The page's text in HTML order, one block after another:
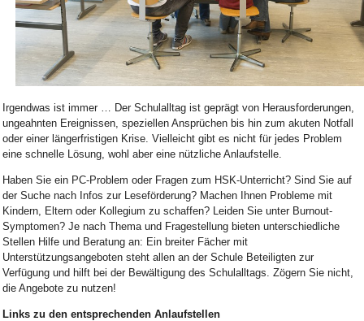
Irgendwas ist immer … Der Schulalltag ist geprägt von Herausforderungen,
ungeahnten Ereignissen, speziellen Ansprüchen bis hin zum akuten Notfall
oder einer längerfristigen Krise. Vielleicht gibt es nicht für jedes Problem
eine schnelle Lösung, wohl aber eine nützliche Anlaufstelle.
Haben Sie ein PC-Problem oder Fragen zum HSK-Unterricht? Sind Sie auf
der Suche nach Infos zur Leseförderung? Machen Ihnen Probleme mit
Kindern, Eltern oder Kollegium zu schaffen? Leiden Sie unter Burnout-
Symptomen? Je nach Thema und Fragestellung bieten unterschiedliche
Stellen Hilfe und Beratung an: Ein breiter Fächer mit
Unterstützungsangeboten steht allen an der Schule Beteiligten zur
Verfügung und hilft bei der Bewältigung des Schulalltags. Zögern Sie nicht,
die Angebote zu nutzen!
Links zu den entsprechenden Anlaufstellen